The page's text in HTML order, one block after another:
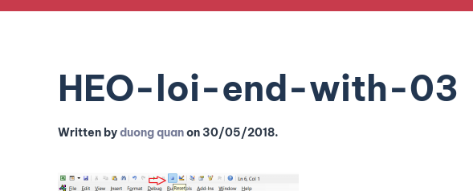
HEO-loi-end-with-03
Written byduong quanon 30/05/2018.